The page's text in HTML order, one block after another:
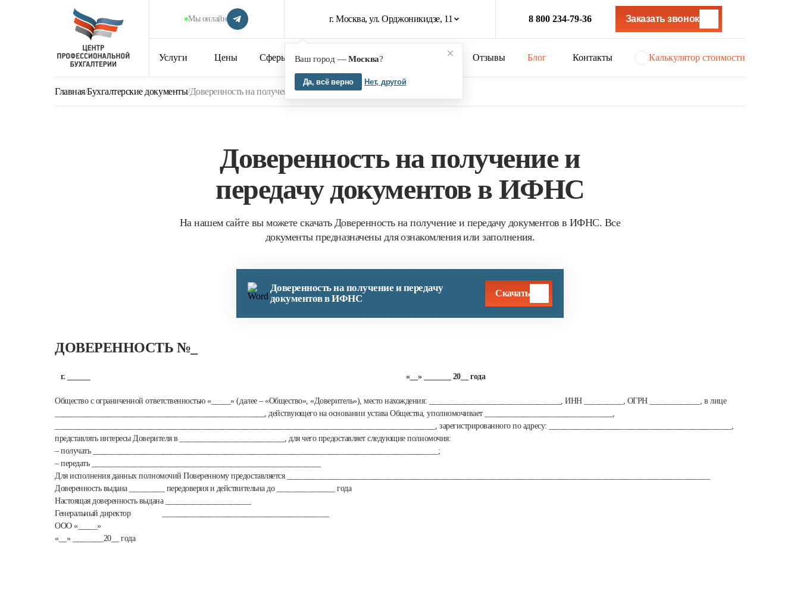
Мы онлайн г. Москва, ул. Орджоникидзе, 11
×
Ваш город —Москва?
Да, всё верно Нет, другой
8 800 234-79-36 Заказать звонок
Услуги Цены Сферы бизнеса Кейсы Отзывы Блог Контакты Калькулятор стоимости
Главная/Бухгалтерские документы/Доверенность на получение и передачу документов в ИФНС
Доверенность на получение и
передачу документов в ИФНС
На нашем сайте вы можете скачать Доверенность на получение и передачу документов в ИФНС. Все
документы предназначены для ознакомления или заполнения.
Доверенность на получение и передачу
документов в ИФНС
Скачать
ДОВЕРЕННОСТЬ №
г. ______ «__» _______ 20__ года
Общество с ограниченной ответственностью «_____» (далее – «Общество», «Доверитель»), место нахождения: __________________________________, ИНН __________, ОГРН _____________, в лице
______________________________________________________, действующего на основании устава Общества, уполномочивает _________________________________,
__________________________________________________________________________________________________, зарегистрированного по адресу: _______________________________________________,
представлять интересы Доверителя в ___________________________, для чего предоставляет следующие полномочия:
– получать _________________________________________________________________________________________;
– передать ___________________________________________________________
Для исполнения данных полномочий Поверенному предоставляется _____________________________________________________________________________________________________________
Доверенность выдана _________ передоверия и действительна до _______________ года
Настоящая доверенность выдана ______________________
Генеральный директор ___________________________________________
ООО «_____»
«__» ________20__ года